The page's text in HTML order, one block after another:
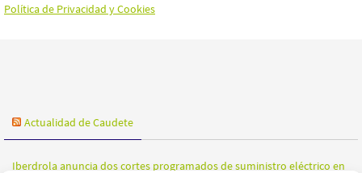
Política de Privacidad y Cookies
Actualidad de Caudete
Iberdrola anuncia dos cortes programados de suministro eléctrico en